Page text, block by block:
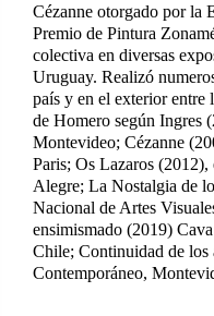
Cézanne otorgado por la
Premio de Pintura
colectiva en diversas
Uruguay. Realizó
país y en el exterior entre
de Homero según Ingres
Montevideo; Cézanne
Paris; Os Lazaros
Alegre; La Nostalgia de
Nacional de Artes
ensimismado (2019)
Chile; Continuidad de los
Contemporáneo,